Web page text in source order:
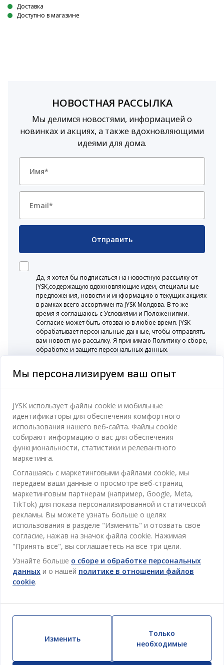
Доставка
Доступно в магазине
НОВОСТНАЯ РАССЫЛКА
Мы делимся новостями, информацией о
новинках и акциях, а также вдохновляющими
идеями для дома.
Отправить
Да, я хотел бы подписаться на новостную рассылку от
JYSK,содержащую вдохновляющие идеи, специальные
предложения, новости и информацию о текущих акциях
в рамках всего ассортимента JYSK Молдова. В то же
время я соглашаюсь с Условиями и Положениями.
Согласие может быть отозвано в любое время. JYSK
обрабатывает персональные данные, чтобы отправлять
вам новостную рассылку. Я принимаю Политику о сборе,
обработке и защите персональных данных.
Категории
Спальня
Ванная
Кабинет
Гостиная
Столовая
Хранение
Шторы
Товары для дома
Отдел обслуживания клиентов
Контакты службы поддержки клиентов
Магазины и часы работы
Акции
Пользовательское соглашение
Гарантия на продукт
Политика конфиденциальности
Скидочная карта
Преимущества для клиентов
Жалобы
JYSK
Про JYSK
JYSK.com
Пресса
Вакансии
Новостная рассылка
Вдохновение
JYSK BUSINESS TO BUSINESS
Полезные ссылки
Устойчивое развитие
ОФИС
TAROL-DD S.R.L. ул.Юбилейная, 41A мун. Кишинёв,
Республика Молдова
JYSK BUSINESS TO BUSINESS (B2B)
Продажи и работа с юридическими лицами
Телефон: 060 531 531
E-mail: jysk@jysk.md
JYSK ОБСЛУЖИВАНИЕ КЛИЕНТОВ
Контактный центр для клиентов
Телефон: 022 022 030
E-mail: support@jysk.md
Следите за Jysk
Мы персонализируем ваш опыт
JYSK использует файлы cookie и мобильные
идентификаторы для обеспечения комфортного
использования нашего веб-сайта. Файлы cookie
собирают информацию о вас для обеспечения
функциональности, статистики и релевантного
маркетинга.
Соглашаясь с маркетинговыми файлами cookie, мы
передаем ваши данные о просмотре веб-страниц
маркетинговым партнерам (например, Google, Meta,
TikTok) для показа персонализированной и статической
рекламы. Вы можете узнать больше о целях
использования в разделе "Изменить" и отозвать свое
согласие, нажав на значок файла cookie. Нажимая
"Принять все", вы соглашаетесь на все три цели.
Узнайте больше о сборе и обработке персональных
данных и о нашей политике в отношении файлов
cookie.
Изменить
Только
необходимые